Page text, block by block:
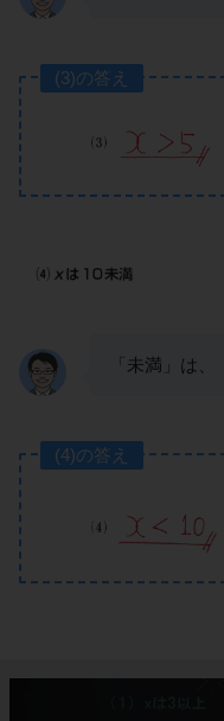
(3)の答え
「未満」は
(4)の答え